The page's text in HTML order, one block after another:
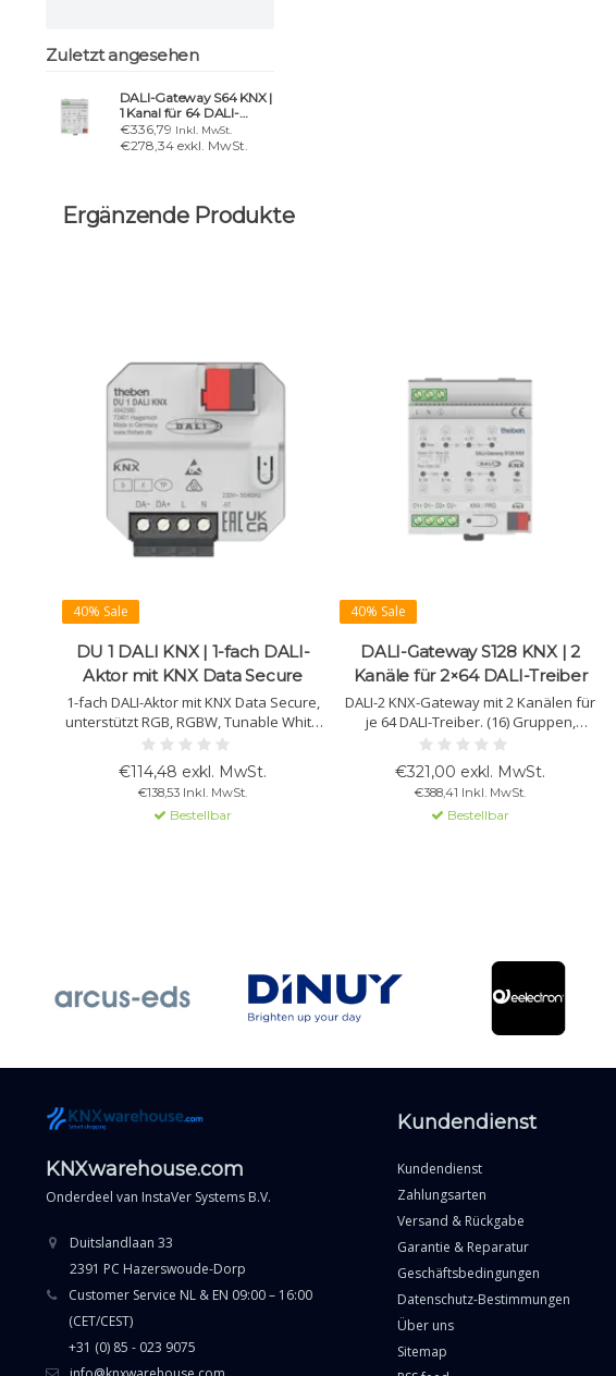
Zuletzt angesehen
DALI-Gateway S64 KNX |
1 Kanal für 64 DALI-
Treiber
€336,79 Inkl. MwSt.
€278,34 exkl. MwSt.
Ergänzende Produkte
40% Sale
DU 1 DALI KNX | 1-fach DALI-
Aktor mit KNX Data Secure
1-fach DALI-Aktor mit KNX Data Secure,
unterstützt RGB, RGBW, Tunable White
und DT8-Leuchten, verfügt über 2
Binäreingänge, integrierte
Temperaturüberwachung und
kompaktes Einbaumodul. Einfache
Inbetriebnahme von bis zu 30 EVGs im
€114,48 exkl. MwSt.
€138,53 Inkl. MwSt.
Bestellbar
40% Sale
DALI-Gateway S128 KNX | 2
Kanäle für 2×64 DALI-Treiber
DALI-2 KNX-Gateway mit 2 Kanälen für
je 64 DALI-Treiber. (16) Gruppen,
Szenen, DT8-Farbsteuerung, Effekte
und einfache Inbetriebnahme mit
kostenloser ETS DCA-App.
€321,00 exkl. MwSt.
€388,41 Inkl. MwSt.
Bestellbar
KNXwarehouse.com
Onderdeel van InstaVer Systems B.V.
Duitslandlaan 33
2391 PC Hazerswoude-Dorp
Customer Service NL & EN 09:00 – 16:00
(CET/CEST)
+31 (0) 85 - 023 9075
Kundendienst
Kundendienst
Zahlungsarten
Versand & Rückgabe
Garantie & Reparatur
Geschäftsbedingungen
Datenschutz-Bestimmungen
Über uns
Sitemap